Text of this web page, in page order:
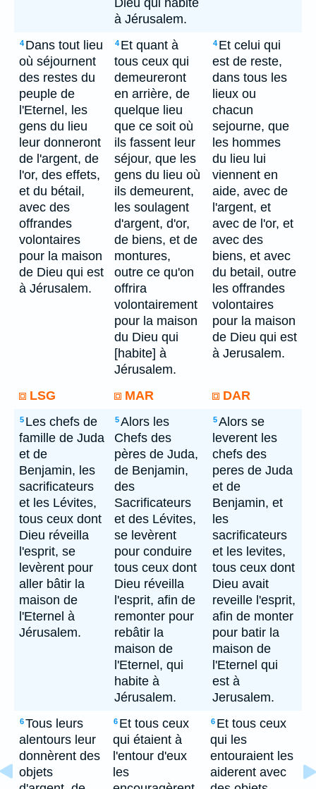
Dieu qui habite
à Jérusalem.
4 Dans tout lieu
où séjournent
des restes du
peuple de
l'Eternel, les
gens du lieu
leur donneront
de l'argent, de
l'or, des effets,
et du bétail,
avec des
offrandes
volontaires
pour la maison
de Dieu qui est
à Jérusalem.
4 Et quant à
tous ceux qui
demeureront
en arrière, de
quelque lieu
que ce soit où
ils fassent leur
séjour, que les
gens du lieu où
ils demeurent,
les soulagent
d'argent, d'or,
de biens, et de
montures,
outre ce qu'on
offrira
volontairement
pour la maison
du Dieu qui
[habite] à
Jérusalem.
4 Et celui qui
est de reste,
dans tous les
lieux ou
chacun
sejourne, que
les hommes
du lieu lui
viennent en
aide, avec de
l'argent, et
avec de l'or, et
avec des
biens, et avec
du betail, outre
les offrandes
volontaires
pour la maison
de Dieu qui est
à Jerusalem.
LSG MAR DAR
5 Les chefs de
famille de Juda
et de
Benjamin, les
sacrificateurs
et les Lévites,
tous ceux dont
Dieu réveilla
l'esprit, se
levèrent pour
aller bâtir la
maison de
l'Eternel à
Jérusalem.
5Alors les
Chefs des
pères de Juda,
de Benjamin,
des
Sacrificateurs
et des Lévites,
se levèrent
pour conduire
tous ceux dont
Dieu réveilla
l'esprit, afin de
remonter pour
rebâtir la
maison de
l'Eternel, qui
habite à
Jérusalem.
5Alors se
leverent les
chefs des
peres de Juda
et de
Benjamin, et
les
sacrificateurs
et les levites,
tous ceux dont
Dieu avait
reveille l'esprit,
afin de monter
pour batir la
maison de
l'Eternel qui
est à
Jerusalem.
6Tous leurs
alentours leur
donnèrent des
objets
6 Et tous ceux
qui étaient à
l'entour d'eux
les
6 Et tous ceux
qui les
entouraient les
aiderent avec